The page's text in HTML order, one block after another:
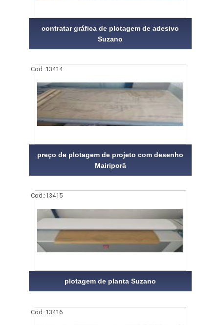
contratar gráfica de plotagem de adesivo
Suzano
Cod.:13414
preço de plotagem de projeto com desenho
Mairiporã
Cod.:13415
plotagem de planta Suzano
Cod.:13416